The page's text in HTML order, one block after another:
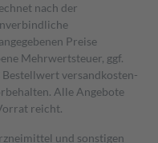
nach der
Preise
Mehrwertsteuer, ggf.
Bestell­wert versand­kosten­
Alle Angebote
reicht.
und sonstigen